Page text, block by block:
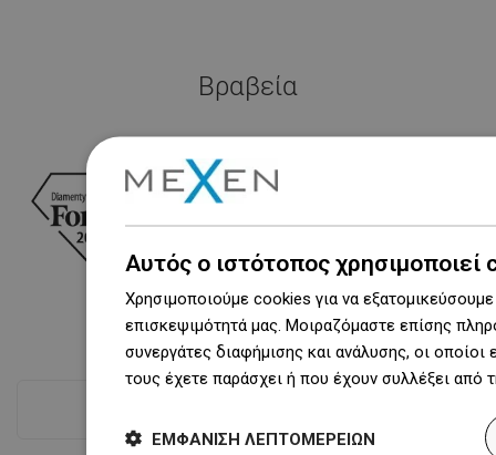
Βραβεία
Αυτός ο ιστότοπος χρησιμοποιεί
Χρησιμοποιούμε cookies για να
επισκεψιμότητά μας. Μοιραζόμαστε επίσης
συνεργάτες διαφήμισης και ανάλυσης, οι
τους έχετε παράσχει ή που έχουν συλλέξει
ΕΜΦΆΝΙΣΗ ΛΕΠΤΟΜΕΡΕΙΏΝ